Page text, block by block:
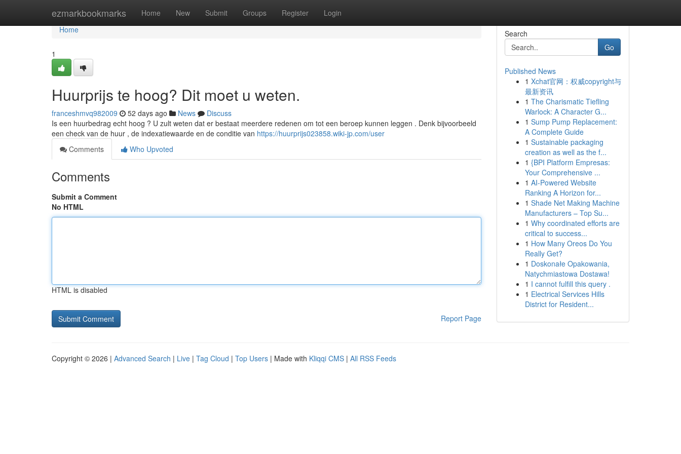
ezmarkbookmarks Home New Submit Groups Register Login
Home
Home
1
Huurprijs te hoog? Dit moet u weten.
franceshmvq982009 52 days ago News
Discuss
Is een huurbedrag echt hoog ? U zult weten dat er bestaat meerdere redenen om tot een beroep kunnen leggen . Denk bijvoorbeeld
een check van de huur , de indexatiewaarde en de conditie van https://huurprijs023858.wiki-jp.com/user
Comments
Who Upvoted
Comments
Submit a Comment
No HTML
HTML is disabled
Report Page
Search
Go
Published News
1 Xchat官网：权威copyright与
最新资讯
1 The Charismatic Tiefling
Warlock: A Character G...
1 Sump Pump Replacement:
A Complete Guide
1 Sustainable packaging
creation as well as the f...
1 {BPI Platform Empresas:
Your Comprehensive ...
1 AI-Powered Website
Ranking A Horizon for...
1 Shade Net Making Machine
Manufacturers – Top Su...
1 Why coordinated efforts are
critical to success...
1 How Many Oreos Do You
Really Get?
1 Doskonałe Opakowania,
Natychmiastowa Dostawa!
1 I cannot fulfill this query .
1 Electrical Services Hills
District for Resident...
Copyright © 2026 | Advanced Search | Live | Tag Cloud | Top Users | Made with Kliqqi CMS | All RSS Feeds